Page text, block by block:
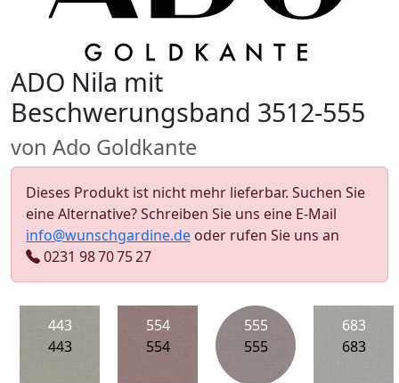
ADO Nila mit
Beschwerungsband 3512-555
von Ado Goldkante
Dieses Produkt ist nicht mehr lieferbar. Suchen Sie
eine Alternative? Schreiben Sie uns eine E-Mail
info@wunschgardine.de oder rufen Sie uns an
0231 98 70 75 27
443
443
554
554
555
555
683
683